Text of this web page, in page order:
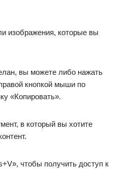
изображения, которые вы
вы можете либо нажать
кнопкой мыши по
«Копировать».
в который вы хотите
чтобы получить доступ к